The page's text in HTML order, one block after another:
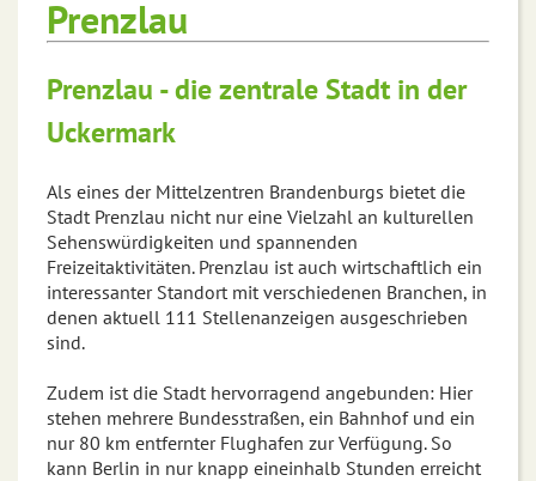
Prenzlau
Prenzlau - die zentrale Stadt in der
Uckermark
Als eines der Mittelzentren Brandenburgs bietet die
Stadt Prenzlau nicht nur eine Vielzahl an kulturellen
Sehenswürdigkeiten und spannenden
Freizeitaktivitäten. Prenzlau ist auch wirtschaftlich ein
interessanter Standort mit verschiedenen Branchen, in
denen aktuell 111 Stellenanzeigen ausgeschrieben
sind.
Zudem ist die Stadt hervorragend angebunden: Hier
stehen mehrere Bundesstraßen, ein Bahnhof und ein
nur 80 km entfernter Flughafen zur Verfügung. So
kann Berlin in nur knapp eineinhalb Stunden erreicht